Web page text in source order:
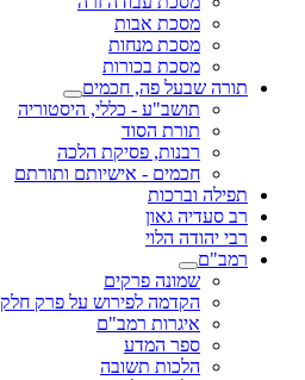
מסכת אבות
מסכת מנחות
מסכת בכורות
תורה שבעל פה, חכמים
תושב"ע - כללי, היסטוריה
תורת הסוד
רבנות, פסיקת הלכה
חכמים - אישיותם ותורתם
תפילה וברכות
רב סעדיה גאון
רבי יהודה הלוי
רמב"ם
שמונה פרקים
הקדמה לפירוש על פרק חלק
איגרות רמב"ם
ספר המדע
הלכות תשובה